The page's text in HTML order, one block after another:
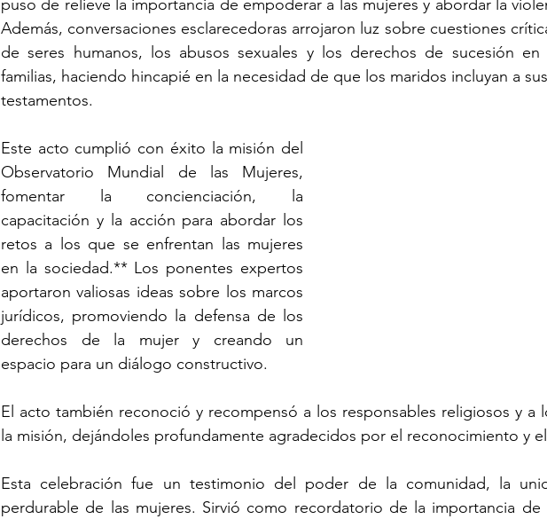
puso de relieve la importancia de empoderar a las mujeres y abordar la
Además, conversaciones esclarecedoras arrojaron luz sobre cuestiones
de seres humanos, los abusos sexuales y los derechos de sucesión
familias, haciendo hincapié en la necesidad de que los maridos incluyan a
testamentos.
Este acto cumplió con éxito la misión del
Observatorio Mundial de las Mujeres,
fomentar la concienciación, la
capacitación y la acción para abordar los
retos a los que se enfrentan las mujeres
en la sociedad.** Los ponentes expertos
aportaron valiosas ideas sobre los marcos
jurídicos, promoviendo la defensa de los
derechos de la mujer y creando un
espacio para un diálogo constructivo.
El acto también reconoció y recompensó a los responsables religiosos y a
la misión, dejándoles profundamente agradecidos por el reconocimiento y
Esta celebración fue un testimonio del poder de la comunidad, la
perdurable de las mujeres. Sirvió como recordatorio de la importancia de